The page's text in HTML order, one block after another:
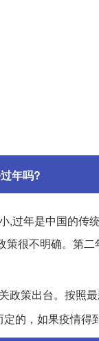
年吗?
,过年是中国的传
很不明确。第
策出台。按照
的，如果疫情得